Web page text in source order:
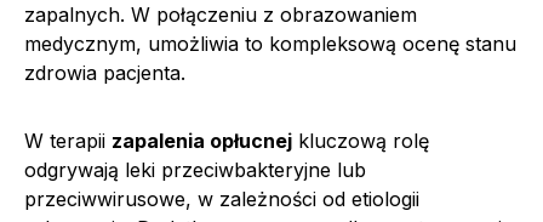
zapalnych. W połączeniu z obrazowaniem
medycznym, umożliwia to kompleksową ocenę stanu
zdrowia pacjenta.
W terapii zapalenia opłucnej kluczową rolę
odgrywają leki przeciwbakteryjne lub
przeciwwirusowe, w zależności od etiologii